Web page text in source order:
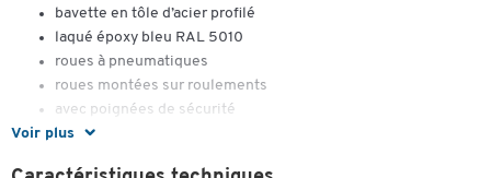
Voir plus
bavette en tôle d’acier profilé
laqué époxy bleu RAL 5010
roues à pneumatiques
roues montées sur roulements
avec poignées de sécurité
dimensions de la bavette : l. 300 x P 225 mm